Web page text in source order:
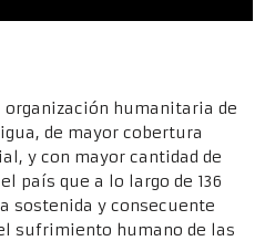
organización humanitaria de
de mayor cobertura
y con mayor cantidad de
país que a lo largo de 136
sostenida y consecuente
sufrimiento humano de las